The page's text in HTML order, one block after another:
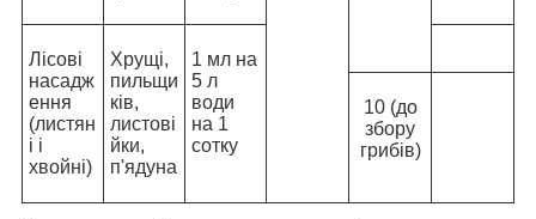
Лісові
насадж
ення
(листян
і і
хвойні)
Хрущі,
пильщи
ків,
листові
йки,
п'ядуна
1 мл на
5 л
води
на 1
сотку
10 (до
збору
грибів)